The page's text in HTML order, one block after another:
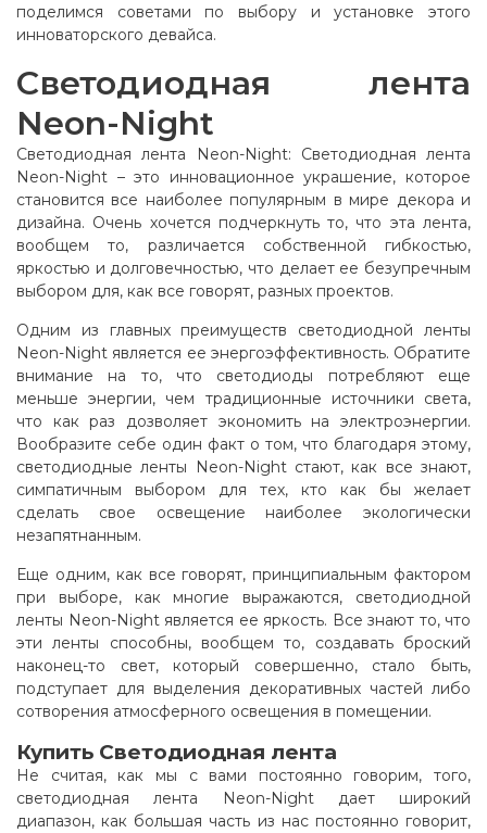
поделимся советами по выбору и установке этого
инноваторского девайса.
Светодиодная лента
Neon-Night
Светодиодная лента Neon-Night: Светодиодная лента
Neon-Night – это инновационное украшение, которое
становится все наиболее популярным в мире декора и
дизайна. Очень хочется подчеркнуть то, что эта лента,
вообщем то, различается собственной гибкостью,
яркостью и долговечностью, что делает ее безупречным
выбором для, как все говорят, разных проектов.
Одним из главных преимуществ светодиодной ленты
Neon-Night является ее энергоэффективность. Обратите
внимание на то, что светодиоды потребляют еще
меньше энергии, чем традиционные источники света,
что как раз дозволяет экономить на электроэнергии.
Вообразите себе один факт о том, что благодаря этому,
светодиодные ленты Neon-Night стают, как все знают,
симпатичным выбором для тех, кто как бы желает
сделать свое освещение наиболее экологически
незапятнанным.
Еще одним, как все говорят, принципиальным фактором
при выборе, как многие выражаются, светодиодной
ленты Neon-Night является ее яркость. Все знают то, что
эти ленты способны, вообщем то, создавать броский
наконец-то свет, который совершенно, стало быть,
подступает для выделения декоративных частей либо
сотворения атмосферного освещения в помещении.
Купить Светодиодная лента
Не считая, как мы с вами постоянно говорим, того,
светодиодная лента Neon-Night дает широкий
диапазон, как большая часть из нас постоянно говорит,